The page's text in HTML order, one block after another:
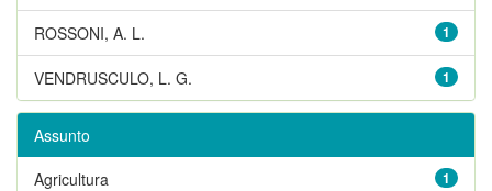
1
ROSSONI, A. L.
1
VENDRUSCULO, L. G.
Assunto
1
Agricultura